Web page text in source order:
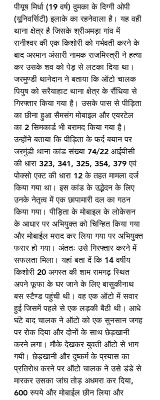
पीयूष मिर्धा (19 वर्ष) दुमका के दिग्गी ओपी
(यूनिवर्सिटी) इलाके का रहनेवाला है। यह वही
थाना क्षेत्र है जिसके श्रीअमड़ा गांव में
रानीश्वर की एक किशोरी को गर्भवती करने के
बाद अरमान अंसारी नामक राजमिस्त्री ने हत्या
कर उसके शव को पेड़ से लटका दिया था।
जरमुण्डी थानेदान ने बताया कि ऑटो चालक
पियुष को सरैयाहाट थाना क्षेत्र के रौंधिया से
गिरफ्तार किया गया है। उसके पास से पीड़िता
का छीना हुआ सैमसंग मोबाइल और एयरटेल
का 2 सिमकार्ड भी बरामद किया गया है।
उन्होंने बताया कि पीड़िता के फर्द बयान पर
जरमुंडी थाना कांड संख्या 74/22 आईपीसी
की धारा 323, 341, 325, 354, 379 एवं
पोक्सो एक्ट की धारा 12 के तहत मामला दर्ज
किया गया था। इस कांड के उद्भेदन के लिए
उनके नेतृत्व में एक छापामारी दल का गठन
किया गया। पीड़िता के मोबाइल के लोकेसन
के आधार पर अभियुक्त को चिन्हित किया गया
और मोबाईल मराद कर लिया गया पर अभियुक्त
फरार हो गया। अंततः उसे गिरफ्तार करने में
सफलता मिला। यहां बता दें कि 14 वर्षीय
किशोरी 20 अगस्त की शाम रामगढ़ स्थित
अपने फूफा के घर जाने के लिए बासुकीनाथ
बस स्टैण्ड पहुंची थी। वह एक ऑटो में सवार
हुई जिसमें पहले से एक लड़की बैठी थी। आधे
घंटे बाद चालक ने ऑटो को एक सुनसान जगह
पर रोक दिया और दोनों के साथ छेड़खानी
करने लगा। मौके देखकर युवती ऑटो से भाग
गयी। छेड़खानी और दुष्कर्म के प्रयास का
प्रतिरोध करने पर ऑटो चालक ने उसे डंडे से
मारकर उसका जांघ तोड़ अधमरा कर दिया,
600 रुपये और मोबाईल छीन लिया और